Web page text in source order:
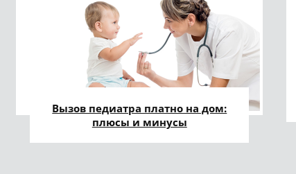
Вызов педиатра платно на дом:
плюсы и минусы